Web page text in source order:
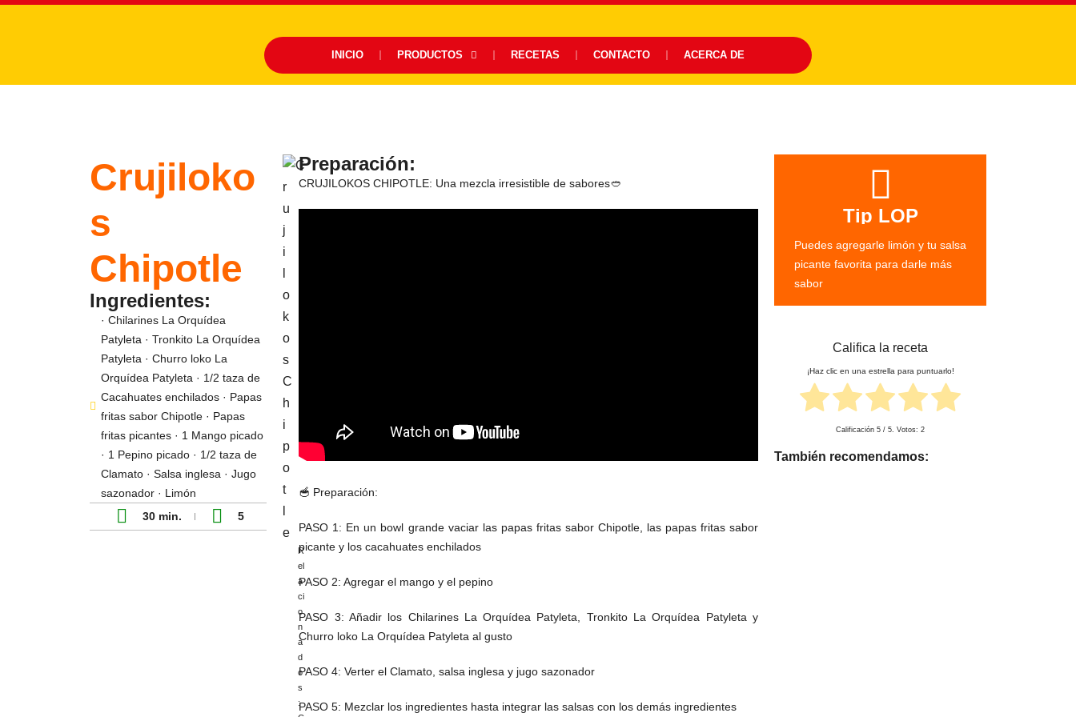
INICIO PRODUCTOS RECETAS CONTACTO ACERCA DE
Crujiloko
s
Chipotle
Ingredientes:
· Chilarines La Orquídea
Patyleta · Tronkito La Orquídea
Patyleta · Churro loko La
Orquídea Patyleta · 1/2 taza de
Cacahuates enchilados · Papas
fritas sabor Chipotle · Papas
fritas picantes · 1 Mango picado
· 1 Pepino picado · 1/2 taza de
Clamato · Salsa inglesa · Jugo
sazonador · Limón
30 min.
5
R
el
a
ci
o
n
a
d
o
s
:
Preparación:
CRUJILOKOS CHIPOTLE: Una mezcla irresistible de sabores🥙
🥣 Preparación:
PASO 1: En un bowl grande vaciar las papas fritas sabor Chipotle, las papas fritas sabor
picante y los cacahuates enchilados
PASO 2: Agregar el mango y el pepino
PASO 3: Añadir los Chilarines La Orquídea Patyleta, Tronkito La Orquídea Patyleta y
Churro loko La Orquídea Patyleta al gusto
PASO 4: Verter el Clamato, salsa inglesa y jugo sazonador
PASO 5: Mezclar los ingredientes hasta integrar las salsas con los demás ingredientes
Tip LOP
Puedes agregarle limón y tu salsa
picante favorita para darle más
sabor
Califica la receta
¡Haz clic en una estrella para puntuarlo!
Calificación 5 / 5. Votos: 2
También recomendamos: